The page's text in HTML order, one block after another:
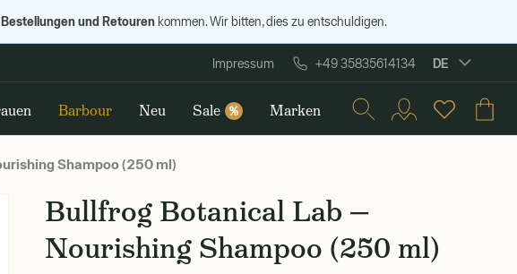
und Retourenkommen. Wir bitten, dies zu entschuldigen.
Impressum +49 35835614134 DE
Barbour Neu Sale % Marken
Shampoo (250 ml)
Bullfrog Botanical Lab —
Nourishing Shampoo (250 ml)